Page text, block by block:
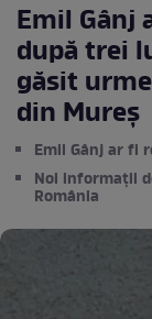
Emil Gânj
după trei
găsit
din Mureș
Emil Gânj ar fi
Noi informații
România